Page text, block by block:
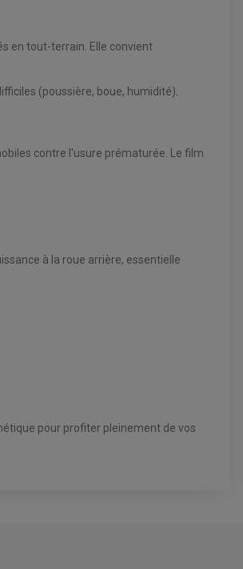
en tout-terrain. Elle convient
(poussière, boue, humidité).
contre l'usure prématurée. Le film
à la roue arrière, essentielle
pour profiter pleinement de vos